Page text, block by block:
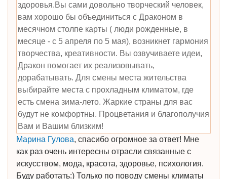
здоровья.Вы сами довольно творческий человек,
вам хорошо бы объединиться с Драконом в
месячном столпе карты ( люди рожденные, в
месяце - с 5 апреля по 5 мая), возникнет гармония
творчества, креативности. Вы озвучиваете идеи,
Дракон помогает их реализовывать,
дорабатывать. Для смены места жительства
выбирайте места с прохладным климатом, где
есть смена зима-лето. Жаркие страны для вас
будут не комфортны. Процветания и благополучия
Вам и Вашим близким!
Марина Гулова, спасибо огромное за ответ! Мне
как раз очень интересны отрасли связанные с
искусством, мода, красота, здоровье, психология.
Буду работать:) Только по поводу смены климаты